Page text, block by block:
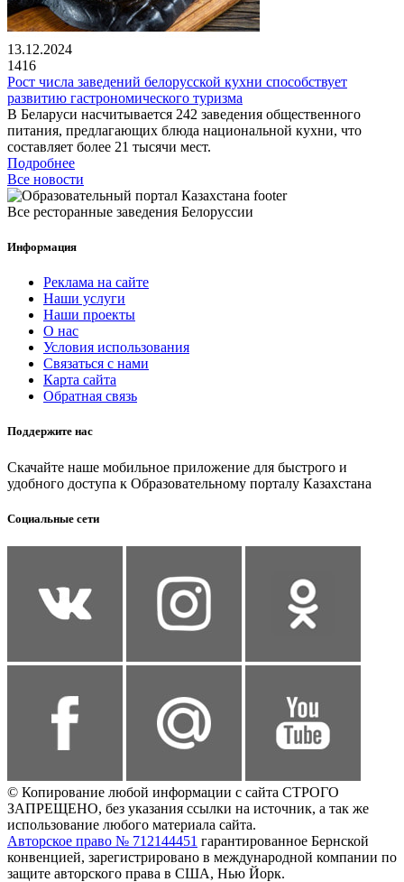
13.12.2024
1416
Рост числа заведений белорусской кухни способствует
развитию гастрономического туризма
В Беларуси насчитывается 242 заведения общественного
питания, предлагающих блюда национальной кухни, что
составляет более 21 тысячи мест.
Подробнее
Все новости
Все ресторанные заведения Белоруссии
Информация
Реклама на сайте
Наши услуги
Наши проекты
О нас
Условия использования
Связаться с нами
Карта сайта
Обратная связь
Поддержите нас
Скачайте наше мобильное приложение для быстрого и
удобного доступа к Образовательному порталу Казахстана
Социальные сети
© Копирование любой информации с сайта СТРОГО
ЗАПРЕЩЕНО, без указания ссылки на источник, а так же
использование любого материала сайта.
Авторское право № 712144451 гарантированное Бернской
конвенцией, зарегистрировано в международной компании по
защите авторского права в США, Нью Йорк.